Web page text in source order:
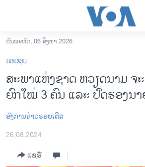
ເຂົ້າ
ຫາ
ຂ້າມ
ຂ້າມ
ຫາ
ຊອກ
ຄົ້ນ
ອາເມຣິກາ
ຂ່າວ​ຈີນ
ໂລກ
ເອເຊຍ
ວັນພະຫັດ, 06 ສິງຫາ 2026
ເອເຊຍ
ສະ​ພາ​ແຫ່ງ​ຊາດ ຫວຽດ​ນາມ ຈ
ຍົກ​ໃໝ່ 3 ຄົນ ແລະ ປົດ​ຮອງ​ນ
ອົງການຂ່າວຣອຍເຕີສ
26,08,2024
ແຊຣ໌